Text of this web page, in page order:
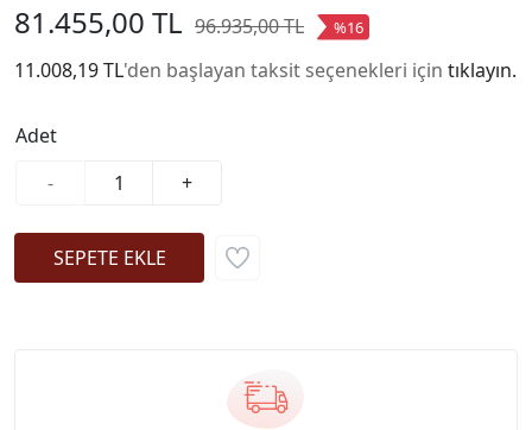
81.455,00 TL 96.935,00 TL %16
11.008,19 TL'den başlayan taksit seçenekleri için tıklayın.
Adet
-
+